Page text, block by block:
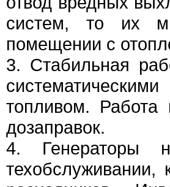
систем, то их
помещении с
3. Стабильная
топливом. Работа
дозаправок.
4. Генераторы